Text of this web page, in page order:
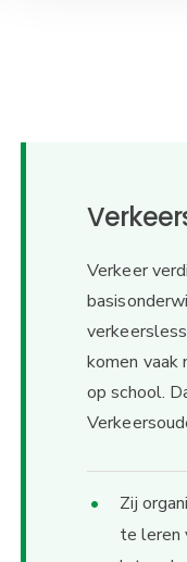
Verkeer
komen
op school.
Zij
te leren